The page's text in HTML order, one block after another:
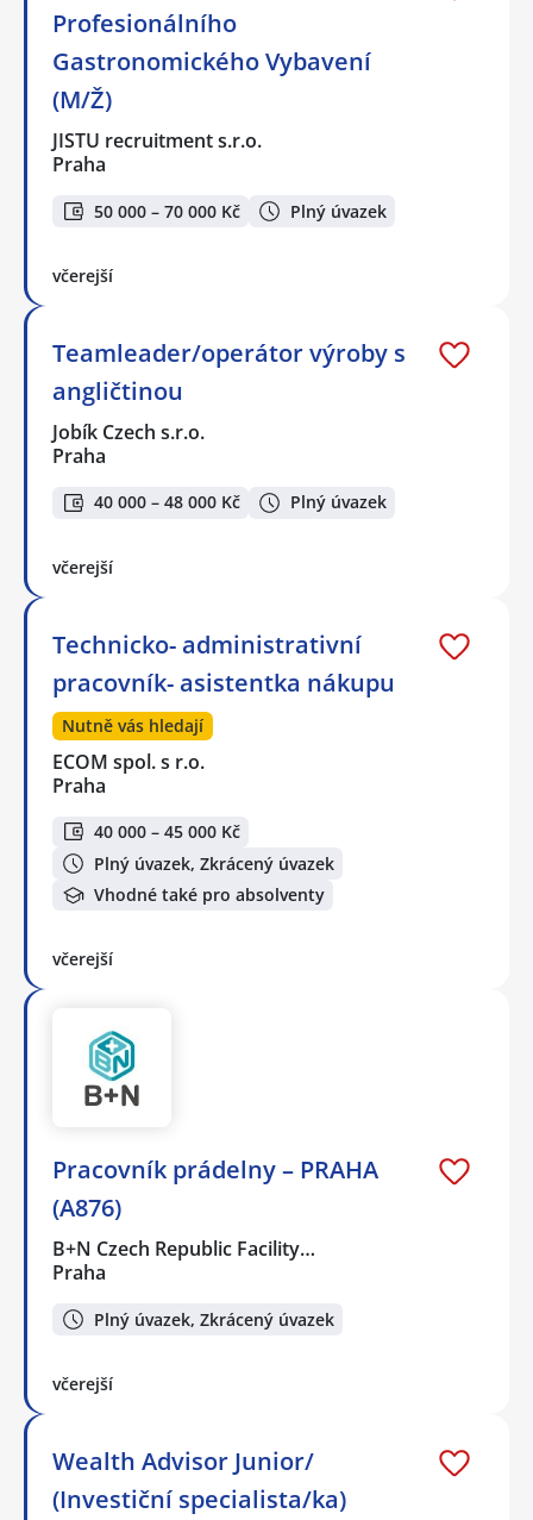
Profesionálního
Gastronomického Vybavení
(M/Ž)
JISTU recruitment s.r.o.
Praha
50 000 – 70 000 Kč Plný úvazek
včerejší
Teamleader/operátor výroby s
angličtinou
Jobík Czech s.r.o.
Praha
40 000 – 48 000 Kč Plný úvazek
včerejší
Technicko- administrativní
pracovník- asistentka nákupu
Nutně vás hledají
ECOM spol. s r.o.
Praha
40 000 – 45 000 Kč
Plný úvazek, Zkrácený úvazek
Vhodné také pro absolventy
včerejší
Pracovník prádelny – PRAHA
(A876)
B+N Czech Republic Facility…
Praha
Plný úvazek, Zkrácený úvazek
včerejší
Wealth Advisor Junior/
(Investiční specialista/ka)